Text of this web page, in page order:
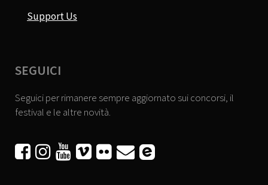
Support Us
SEGUICI
Seguici per rimanere sempre aggiornato sui concorsi, il
festival e le altre novità.
     